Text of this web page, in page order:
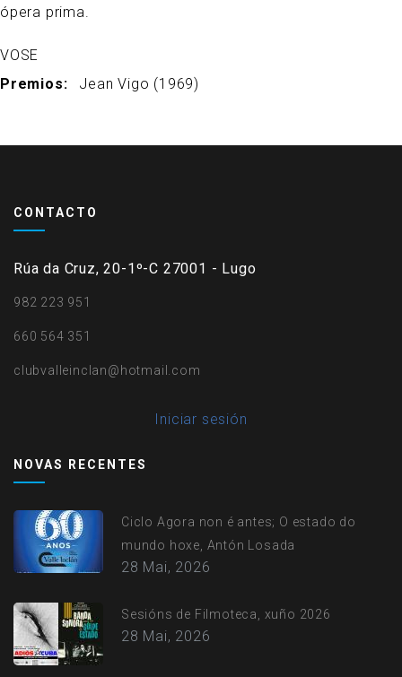
ópera prima.
VOSE
Premios
Jean Vigo (1969)
CONTACTO
Rúa da Cruz, 20-1º-C 27001 - Lugo
982 223 951
660 564 351
clubvalleinclan@hotmail.com
account
menu
Iniciar sesión
NOVAS RECENTES
Ciclo Agora non é antes; O estado do
mundo hoxe, Antón Losada
28 Mai, 2026
Sesións de Filmoteca, xuño 2026
28 Mai, 2026